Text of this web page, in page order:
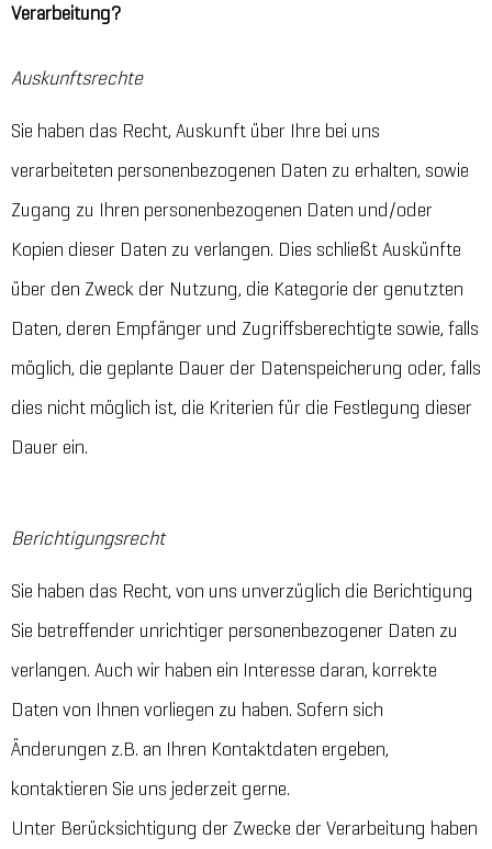
Verarbeitung?
Auskunftsrechte
Sie haben das Recht, Auskunft über Ihre bei uns
verarbeiteten personenbezogenen Daten zu erhalten, sowie
Zugang zu Ihren personenbezogenen Daten und/oder
Kopien dieser Daten zu verlangen. Dies schließt Auskünfte
über den Zweck der Nutzung, die Kategorie der genutzten
Daten, deren Empfänger und Zugriffsberechtigte sowie, falls
möglich, die geplante Dauer der Datenspeicherung oder, falls
dies nicht möglich ist, die Kriterien für die Festlegung dieser
Dauer ein.
Berichtigungsrecht
Sie haben das Recht, von uns unverzüglich die Berichtigung
Sie betreffender unrichtiger personenbezogener Daten zu
verlangen. Auch wir haben ein Interesse daran, korrekte
Daten von Ihnen vorliegen zu haben. Sofern sich
Änderungen z.B. an Ihren Kontaktdaten ergeben,
kontaktieren Sie uns jederzeit gerne.
Unter Berücksichtigung der Zwecke der Verarbeitung haben